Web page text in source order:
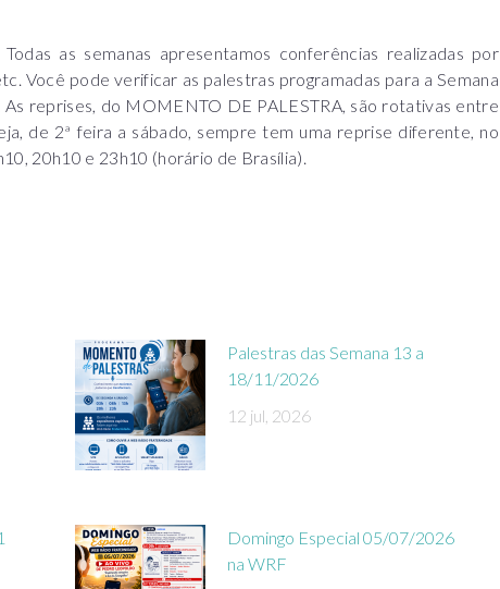
as semanas apresentamos conferências realizadas por
Você pode verificar as palestras programadas para a Semana
reprises, do MOMENTO DE PALESTRA, são rotativas entre
de 2ª feira a sábado, sempre tem uma reprise diferente, no
20h10 e 23h10 (horário de Brasília).
Palestras das Semana 13 a
18/11/2026
12 jul, 2026
Domingo Especial 05/07/2026
na WRF